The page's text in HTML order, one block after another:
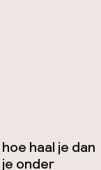
haal je dan
onder